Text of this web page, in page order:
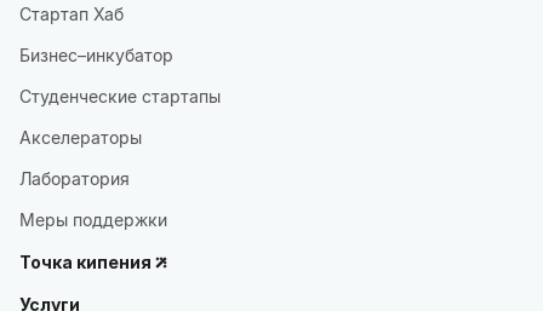
Стартап Хаб
Бизнес–инкубатор
Студенческие стартапы
Акселераторы
Лаборатория
Меры поддержки
Точка кипения
Услуги